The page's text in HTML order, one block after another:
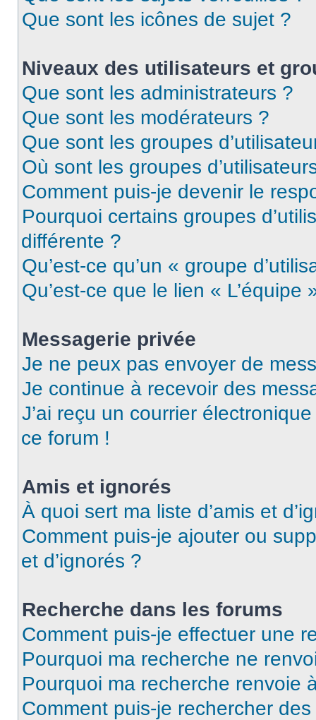
Que sont les icônes de sujet ?
Niveaux des utilisateurs et
Que sont les administrateurs ?
Que sont les modérateurs ?
Que sont les groupes
Où sont les groupes
Comment puis-je devenir le
Pourquoi certains groupes
différente ?
Qu’est-ce qu’un « groupe
Qu’est-ce que le lien « L’équipe
Messagerie privée
Je ne peux pas envoyer de
Je continue à recevoir des
J’ai reçu un courrier
ce forum !
Amis et ignorés
À quoi sert ma liste d’amis et
Comment puis-je ajouter ou
et d’ignorés ?
Recherche dans les forums
Comment puis-je effectuer une
Pourquoi ma recherche ne
Pourquoi ma recherche renvoie
Comment puis-je rechercher